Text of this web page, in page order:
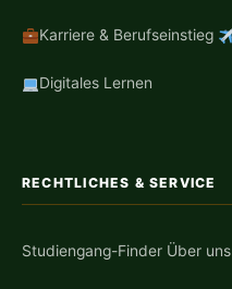
Karriere & Berufseinstieg
Digitales Lernen
RECHTLICHES & SERVICE
Studiengang-Finder Über uns